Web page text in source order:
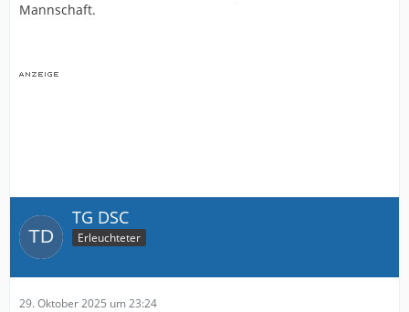
Mannschaft.
TG DSC
Erleuchteter
29. Oktober 2025 um 23:24